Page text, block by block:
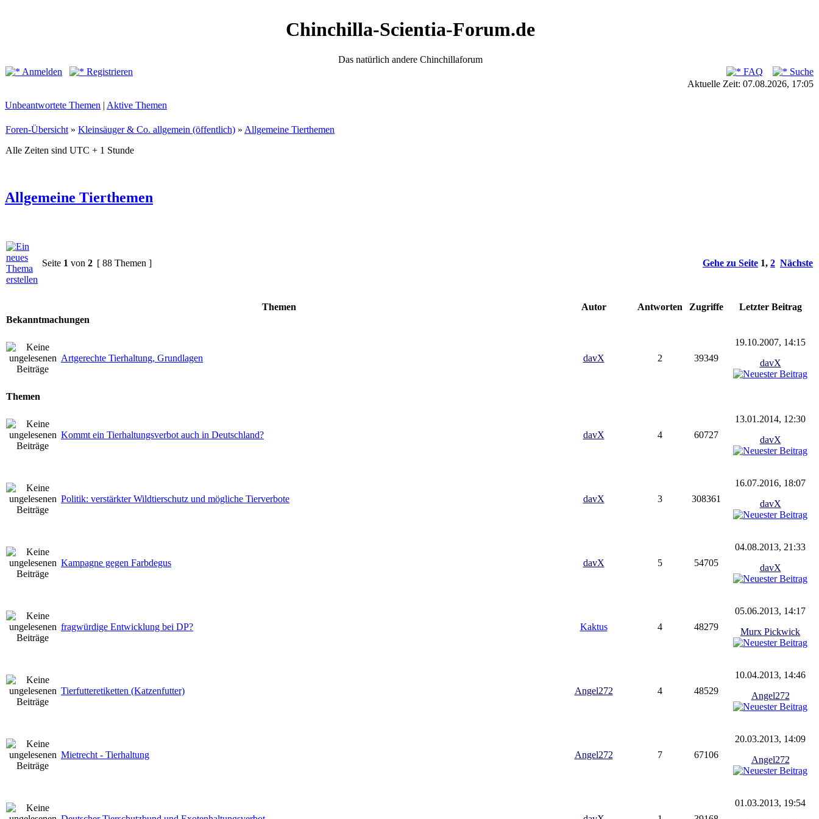
Chinchilla-Scientia-Forum.de
Das natürlich andere Chinchillaforum
Anmelden
Registrieren FAQ
Suche
Aktuelle Zeit: 07.08.2026, 17:05
Unbeantwortete Themen | Aktive Themen
Foren-Übersicht » Kleinsäuger & Co. allgemein (öffentlich) » Allgemeine Tierthemen
Alle Zeiten sind UTC + 1 Stunde
Allgemeine Tierthemen
Seite 1 von 2 [ 88 Themen ] Gehe zu Seite 1, 2 Nächste
Themen Autor Antworten Zugriffe
Letzter Beitrag
Bekanntmachungen
Artgerechte Tierhaltung, Grundlagen davX 2 39349
19.10.2007, 14:15
davX
Themen
Kommt ein Tierhaltungsverbot auch in Deutschland? davX 4 60727
13.01.2014, 12:30
davX
Politik: verstärkter Wildtierschutz und mögliche Tierverbote davX 3 308361
16.07.2016, 18:07
davX
Kampagne gegen Farbdegus davX 5 54705
04.08.2013, 21:33
davX
fragwürdige Entwicklung bei DP? Kaktus 4 48279
05.06.2013, 14:17
Murx Pickwick
Tierfutteretiketten (Katzenfutter) Angel272 4 48529
10.04.2013, 14:46
Angel272
Mietrecht - Tierhaltung Angel272 7 67106
20.03.2013, 14:09
Angel272
01.03.2013, 19:54